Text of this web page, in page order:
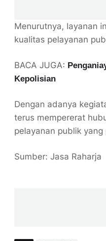
Menurutnya, layanan
kualitas pelayanan
BACA JUGA:
Kepolisian
Dengan adanya
terus mempererat
pelayanan publik
Sumber: Jasa Raharja